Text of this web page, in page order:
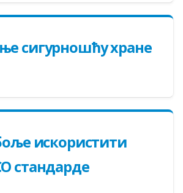
сигурнoшћу хрaнe
искoристити
стaндaрдe